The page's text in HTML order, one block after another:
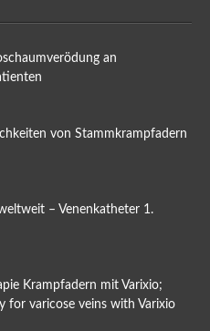
an
von Stammkrampfadern
– Venenkatheter 1.
Krampfadern mit Varixio;
varicose veins with Varixio